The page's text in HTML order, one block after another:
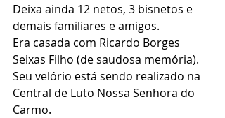
Deixa ainda 12 netos, 3 bisnetos e
demais familiares e amigos.
Era casada com Ricardo Borges
Seixas Filho (de saudosa memória).
Seu velório está sendo realizado na
Central de Luto Nossa Senhora do
Carmo.